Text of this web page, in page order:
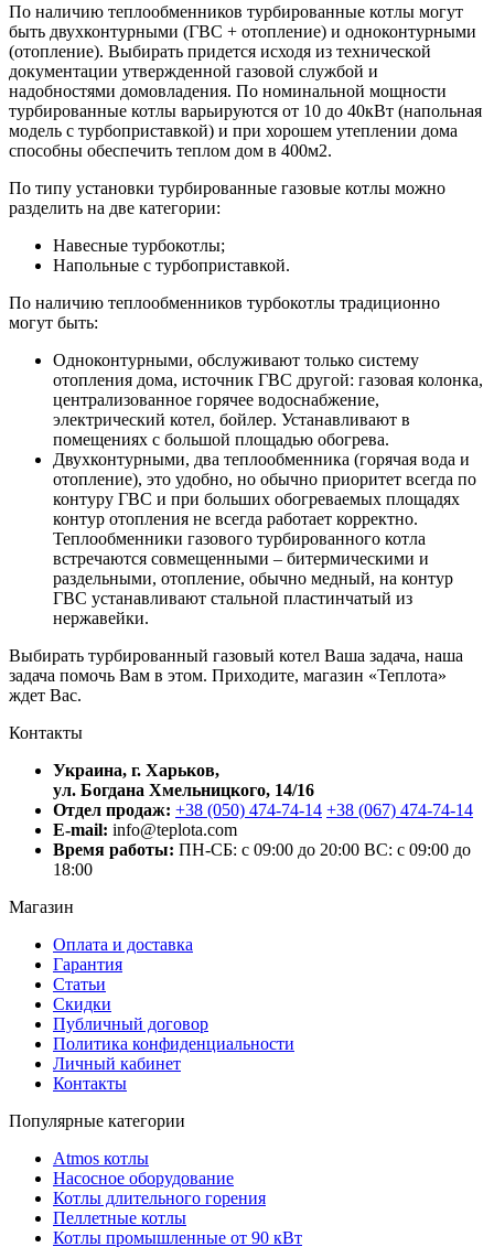
По наличию теплообменников турбированные котлы могут
быть двухконтурными (ГВС + отопление) и одноконтурными
(отопление). Выбирать придется исходя из технической
документации утвержденной газовой службой и
надобностями домовладения. По номинальной мощности
турбированные котлы варьируются от 10 до 40кВт (напольная
модель с турбоприставкой) и при хорошем утеплении дома
способны обеспечить теплом дом в 400м2.
По типу установки турбированные газовые котлы можно
разделить на две категории:
Навесные турбокотлы;
Напольные с турбоприставкой.
По наличию теплообменников турбокотлы традиционно
могут быть:
Одноконтурными, обслуживают только систему
отопления дома, источник ГВС другой: газовая колонка,
централизованное горячее водоснабжение,
электрический котел, бойлер. Устанавливают в
помещениях с большой площадью обогрева.
Двухконтурными, два теплообменника (горячая вода и
отопление), это удобно, но обычно приоритет всегда по
контуру ГВС и при больших обогреваемых площадях
контур отопления не всегда работает корректно.
Теплообменники газового турбированного котла
встречаются совмещенными – битермическими и
раздельными, отопление, обычно медный, на контур
ГВС устанавливают стальной пластинчатый из
нержавейки.
Выбирать турбированный газовый котел Ваша задача, наша
задача помочь Вам в этом. Приходите, магазин «Теплота»
ждет Вас.
Контакты
Украина, г. Харьков,
ул. Богдана Хмельницкого, 14/16
Отдел продаж: +38 (050) 474-74-14 +38 (067) 474-74-14
E-mail: info@teplota.com
Время работы: ПН-СБ: с 09:00 до 20:00 ВС: с 09:00 до
18:00
Магазин
Оплата и доставка
Гарантия
Статьи
Скидки
Публичный договор
Политика конфиденциальности
Личный кабинет
Контакты
Популярные категории
Atmos котлы
Насосное оборудование
Котлы длительного горения
Пеллетные котлы
Котлы промышленные от 90 кВт